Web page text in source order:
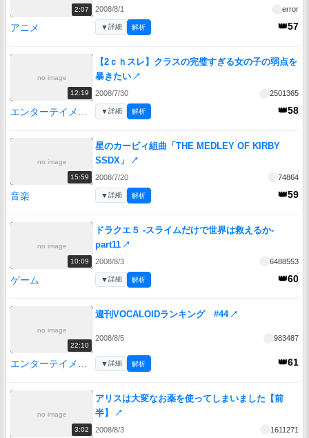
2:07 2008/8/1 error
アニメ 👑57
▼詳細 解析
no image
12:19
【2ｃｈスレ】クラスの完璧すぎる女の子の弱点を
暴きたい ↗
2008/7/30 2501365
👑58
▼詳細 解析
no image
15:59
星のカービィ組曲「THE MEDLEY OF KIRBY
SSDX」
↗
2008/7/20 74864
音楽 👑59
▼詳細 解析
no image
10:09
ドラクエ５ -スライムだけで世界は救えるか-
part11 ↗
2008/8/3 6488553
ゲーム 👑60
▼詳細 解析
no image
22:10
週刊VOCALOIDランキング #44 ↗
2008/8/5 983487
エンターテイメント 👑61
▼詳細 解析
no image
3:02
アリスは大変なお薬を使ってしまいました【前
半】
↗
2008/8/3 1611271